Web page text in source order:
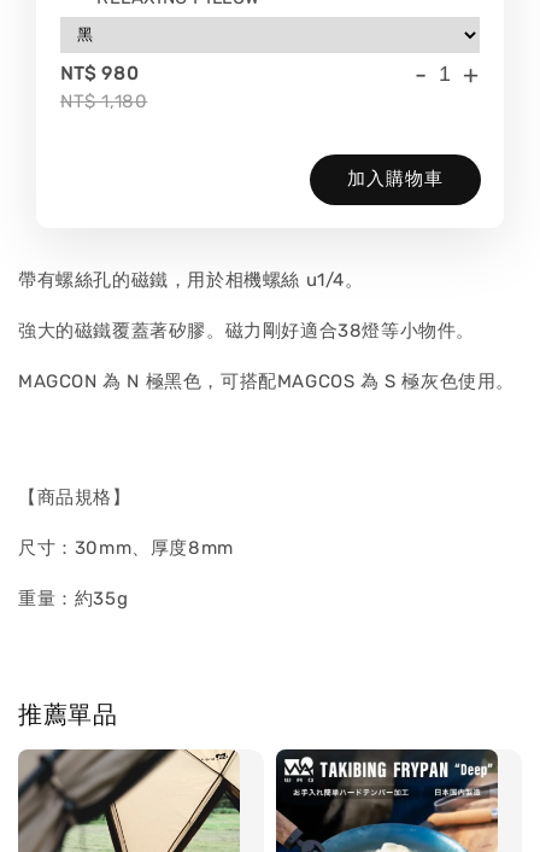
NT$ 980
NT$ 1,180
- +
加入購物車
帶有螺絲孔的磁鐵，用於相機螺絲 u1/4。
強大的磁鐵覆蓋著矽膠。磁力剛好適合38燈等小物件。
MAGCON 為 N 極黑色，可搭配MAGCOS 為 S 極灰色使用。
【商品規格】
尺寸：30mm、厚度8mm
重量：約35g
推薦單品